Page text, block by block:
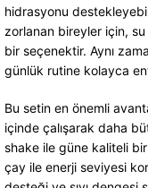
hidrasyonu
zorlanan bireyler için,
bir seçenektir. Aynı
günlük rutine kolayca
Bu setin en önemli
içinde çalışarak daha
shake ile güne kaliteli
çay ile enerji seviyesi